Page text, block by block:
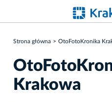
Strona główna OtoFotoKronika
Krakowa